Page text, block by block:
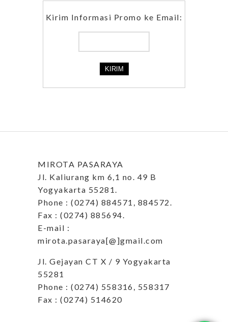
Kirim Informasi Promo ke Email:
MIROTA PASARAYA
Jl. Kaliurang km 6,1 no. 49 B
Yogyakarta 55281.
Phone : (0274) 884571, 884572.
Fax : (0274) 885694.
E-mail :
mirota.pasaraya[@]gmail.com
Jl. Gejayan CT X / 9 Yogyakarta
55281
Phone : (0274) 558316, 558317
Fax : (0274) 514620